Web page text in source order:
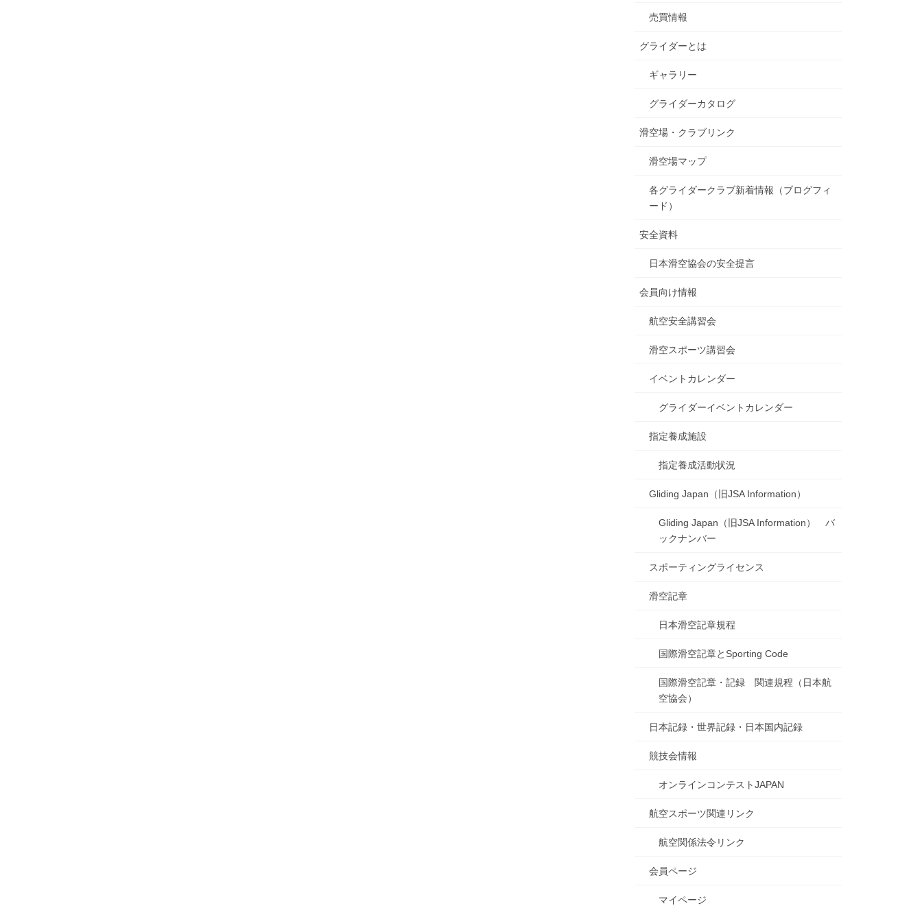
売買情報
グライダーとは
ギャラリー
グライダーカタログ
滑空場・クラブリンク
滑空場マップ
各グライダークラブ新着情報（ブログフィ
ード）
安全資料
日本滑空協会の安全提言
会員向け情報
航空安全講習会
滑空スポーツ講習会
イベントカレンダー
グライダーイベントカレンダー
指定養成施設
指定養成活動状況
Gliding Japan（旧JSA Information）
Gliding Japan（旧JSA Information） バ
ックナンバー
スポーティングライセンス
滑空記章
日本滑空記章規程
国際滑空記章とSporting Code
国際滑空記章・記録 関連規程（日本航
空協会）
日本記録・世界記録・日本国内記録
競技会情報
オンラインコンテストJAPAN
航空スポーツ関連リンク
航空関係法令リンク
会員ページ
マイページ